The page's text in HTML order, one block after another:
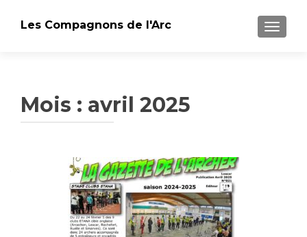
Les Compagnons de l'Arc
Mois : avril 2025